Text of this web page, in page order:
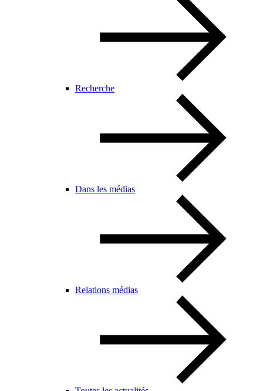
Recherche
Dans les médias
Relations médias